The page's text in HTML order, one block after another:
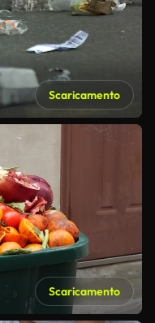
Scaricamento
Scaricamento